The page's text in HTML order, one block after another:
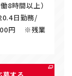
8時間以上）
日勤務/
円 ※残業